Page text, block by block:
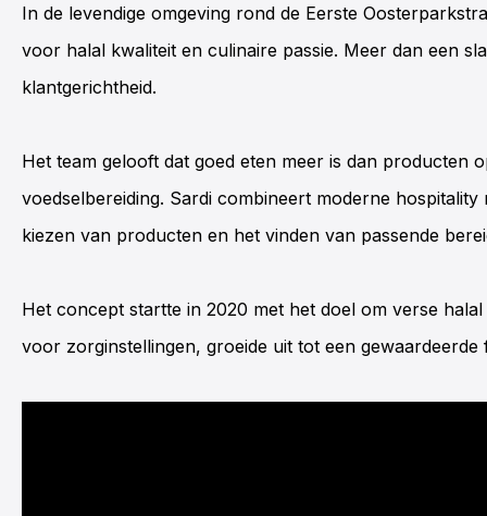
In de levendige omgeving rond de Eerste
voor halal kwaliteit en culinaire passie. Meer dan een
klantgerichtheid.
Het team gelooft dat goed eten meer is dan producten
voedselbereiding. Sardi combineert moderne hospitality
kiezen van producten en het vinden van passende
Het concept startte in 2020 met het doel om verse
voor zorginstellingen, groeide uit tot een